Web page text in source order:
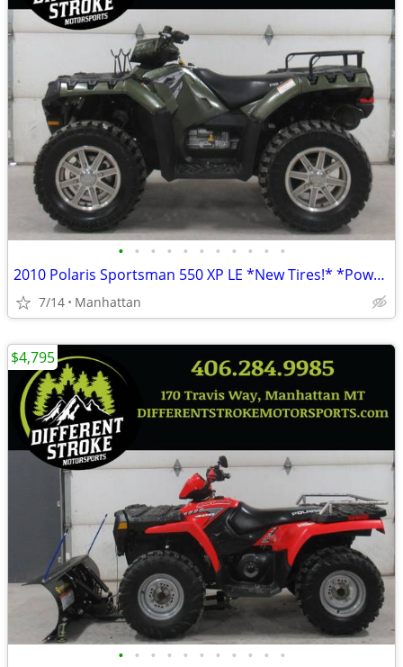
• • • • • • • • • • •
2010 Polaris Sportsman 550 XP LE *New Tires!* *Power Steering*
7/14 Manhattan
• • • • • • • • • • •
$4,795